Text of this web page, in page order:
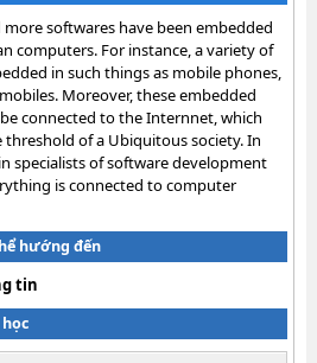
softwares have been embedded
computers. For instance, a variety of
in such things as mobile phones,
Moreover, these embedded
connected to the Internnet, which
threshold of a Ubiquitous society. In
specialists of software development
is connected to computer
hướng đến
tin